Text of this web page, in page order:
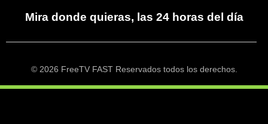
Mira donde quieras, las 24 horas del día
© 2026 FreeTV FAST Reservados todos los derechos.